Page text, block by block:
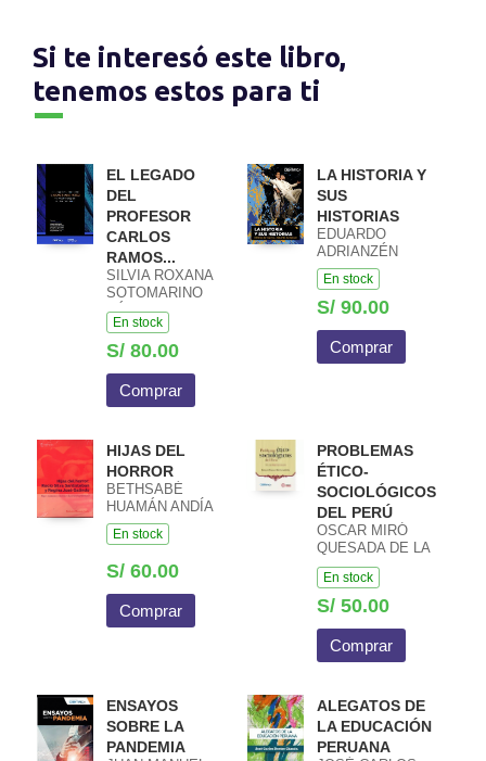
Si te interesó este libro,
tenemos estos para ti
EL LEGADO
DEL
PROFESOR
CARLOS
RAMOS...
SILVIA ROXANA
SOTOMARINO
CÁCERES
En stock
S/ 80.00
Comprar
LA HISTORIA Y
SUS
HISTORIAS
EDUARDO
ADRIANZÉN
En stock
S/ 90.00
Comprar
HIJAS DEL
HORROR
BETHSABÉ
HUAMÁN ANDÍA
En stock
S/ 60.00
Comprar
PROBLEMAS
ÉTICO-
SOCIOLÓGICOS
DEL PERÚ
OSCAR MIRÓ
QUESADA DE LA
GUERRA
En stock
S/ 50.00
Comprar
ENSAYOS
SOBRE LA
PANDEMIA
ALEGATOS DE
LA EDUCACIÓN
PERUANA